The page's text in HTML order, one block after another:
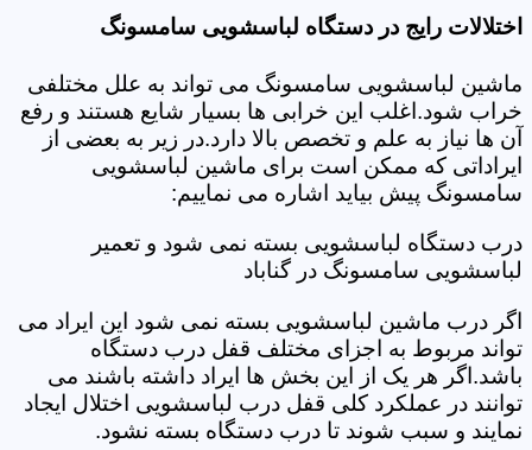
اختلالات رایج در دستگاه لباسشویی سامسونگ
ماشین لباسشویی سامسونگ می تواند به علل مختلفی
خراب شود.اغلب این خرابی ها بسیار شایع هستند و رفع
آن ها نیاز به علم و تخصص بالا دارد.در زیر به بعضی از
ایراداتی که ممکن است برای ماشین لباسشویی
سامسونگ پیش بیاید اشاره می نماییم:
درب دستگاه لباسشویی بسته نمی شود و تعمیر
لباسشویی سامسونگ در گناباد
اگر درب ماشین لباسشویی بسته نمی شود این ایراد می
تواند مربوط به اجزای مختلف قفل درب دستگاه
باشد.اگر هر یک از این بخش ها ایراد داشته باشند می
توانند در عملکرد کلی قفل درب لباسشویی اختلال ایجاد
نمایند و سبب شوند تا درب دستگاه بسته نشود.